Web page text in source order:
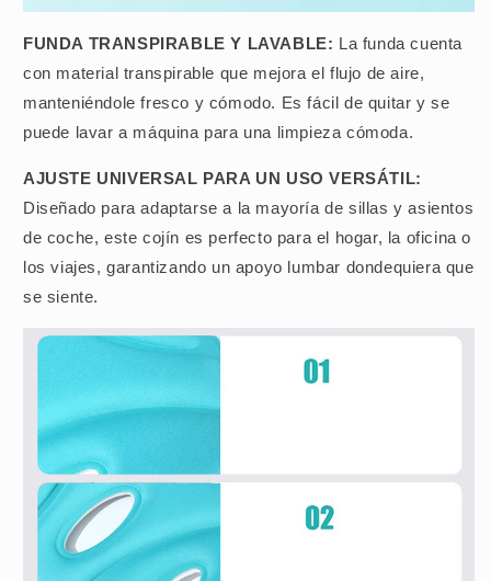
FUNDA TRANSPIRABLE Y LAVABLE: La funda cuenta
con material transpirable que mejora el flujo de aire,
manteniéndole fresco y cómodo. Es fácil de quitar y se
puede lavar a máquina para una limpieza cómoda.
AJUSTE UNIVERSAL PARA UN USO VERSÁTIL:
Diseñado para adaptarse a la mayoría de sillas y asientos
de coche, este cojín es perfecto para el hogar, la oficina o
los viajes, garantizando un apoyo lumbar dondequiera que
se siente.